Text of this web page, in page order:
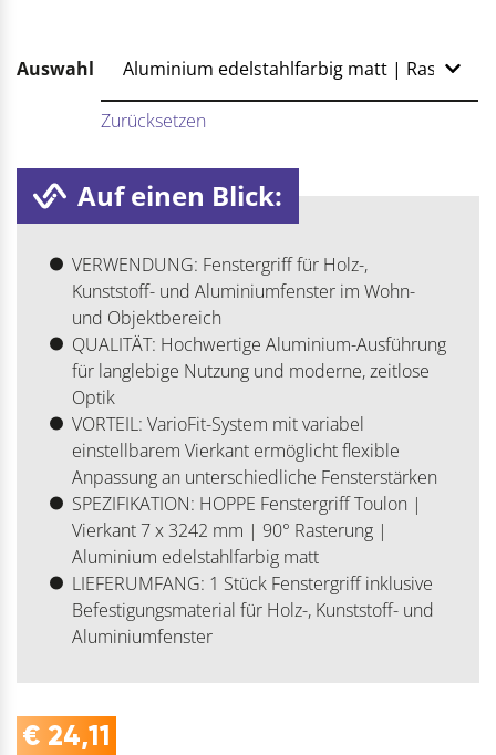
Auswahl
Zurücksetzen
Auf einen Blick:
VERWENDUNG: Fenstergriff für Holz-,
Kunststoff- und Aluminiumfenster im Wohn-
und Objektbereich
QUALITÄT: Hochwertige Aluminium-Ausführung
für langlebige Nutzung und moderne, zeitlose
Optik
VORTEIL: VarioFit-System mit variabel
einstellbarem Vierkant ermöglicht flexible
Anpassung an unterschiedliche Fensterstärken
SPEZIFIKATION: HOPPE Fenstergriff Toulon |
Vierkant 7 x 3242 mm | 90° Rasterung |
Aluminium edelstahlfarbig matt
LIEFERUMFANG: 1 Stück Fenstergriff inklusive
Befestigungsmaterial für Holz-, Kunststoff- und
Aluminiumfenster
€ 24,11